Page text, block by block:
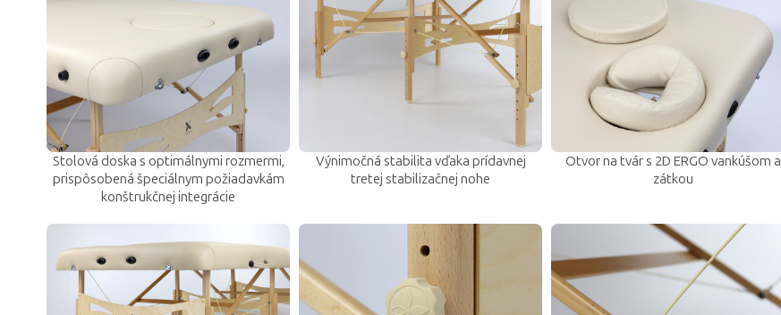
Stolová doska s optimálnymi rozmermi,
prispôsobená špeciálnym požiadavkám
konštrukčnej integrácie
Výnimočná stabilita vďaka prídavnej
tretej stabilizačnej nohe
Otvor na tvár s 2D ERGO vankúšom a
zátkou